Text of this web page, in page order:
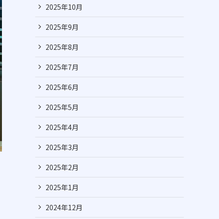
2025年10月
2025年9月
2025年8月
2025年7月
2025年6月
2025年5月
2025年4月
2025年3月
2025年2月
2025年1月
2024年12月